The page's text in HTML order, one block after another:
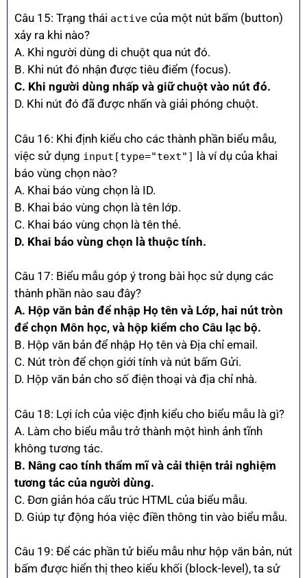
Câu 15: Trạng thái active của một nút bấm (button)
xảy ra khi nào?
A. Khi người dùng di chuột qua nút đó.
B. Khi nút đó nhận được tiêu điểm (focus).
C. Khi người dùng nhấp và giữ chuột vào nút đó.
D. Khi nút đó đã được nhấn và giải phóng chuột.
Câu 16: Khi định kiểu cho các thành phần biểu mẫu,
việc sử dụng input[type="text"] là ví dụ của khai
báo vùng chọn nào?
A. Khai báo vùng chọn là ID.
B. Khai báo vùng chọn là tên lớp.
C. Khai báo vùng chọn là tên thẻ.
D. Khai báo vùng chọn là thuộc tính.
Câu 17: Biểu mẫu góp ý trong bài học sử dụng các
thành phần nào sau đây?
A. Hộp văn bản để nhập Họ tên và Lớp, hai nút tròn
để chọn Môn học, và hộp kiểm cho Câu lạc bộ.
B. Hộp văn bản để nhập Họ tên và Địa chỉ email.
C. Nút tròn để chọn giới tính và nút bấm Gửi.
D. Hộp văn bản cho số điện thoại và địa chỉ nhà.
Câu 18: Lợi ích của việc định kiểu cho biểu mẫu là gì?
A. Làm cho biểu mẫu trở thành một hình ảnh tĩnh
không tương tác.
B. Nâng cao tính thẩm mĩ và cải thiện trải nghiệm
tương tác của người dùng.
C. Đơn giản hóa cấu trúc HTML của biểu mẫu.
D. Giúp tự động hóa việc điền thông tin vào biểu mẫu.
Câu 19: Để các phần tử biểu mẫu như hộp văn bản, nút
bấm được hiển thị theo kiểu khối (block-level), ta sử